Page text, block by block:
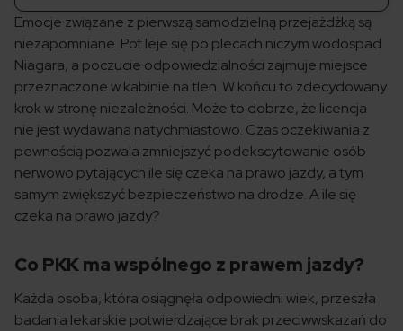
Emocje związane z pierwszą samodzielną przejażdżką są
niezapomniane. Pot leje się po plecach niczym wodospad
Niagara, a poczucie odpowiedzialności zajmuje miejsce
przeznaczone w kabinie na tlen. W końcu to zdecydowany
krok w stronę niezależności. Może to dobrze, że licencja
nie jest wydawana natychmiastowo. Czas oczekiwania z
pewnością pozwala zmniejszyć podekscytowanie osób
nerwowo pytających ile się czeka na prawo jazdy, a tym
samym zwiększyć bezpieczeństwo na drodze. A ile się
czeka na prawo jazdy?
Co PKK ma wspólnego z prawem jazdy?
Każda osoba, która osiągnęła odpowiedni wiek, przeszła
badania lekarskie potwierdzające brak przeciwwskazań do